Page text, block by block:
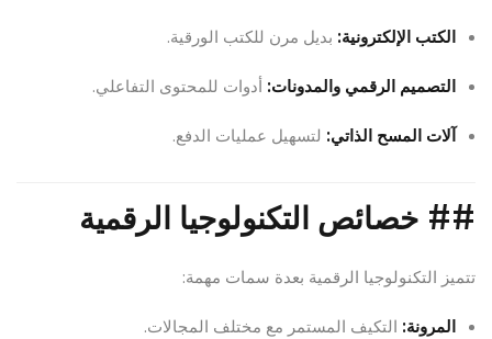
الكتب الإلكترونية: بديل مرن للكتب الورقية.
التصميم الرقمي والمدونات: أدوات للمحتوى التفاعلي.
آلات المسح الذاتي: لتسهيل عمليات الدفع.
## خصائص التكنولوجيا الرقمية
تتميز التكنولوجيا الرقمية بعدة سمات مهمة:
المرونة: التكيف المستمر مع مختلف المجالات.